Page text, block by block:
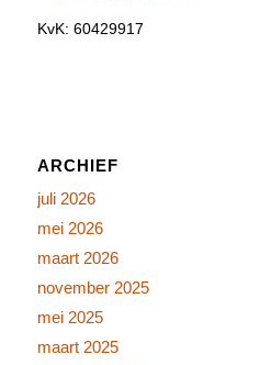
KvK: 60429917
ARCHIEF
juli 2026
mei 2026
maart 2026
november 2025
mei 2025
maart 2025